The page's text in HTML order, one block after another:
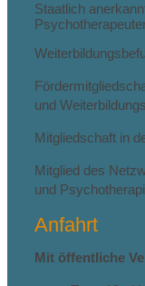
Staatlich
und
Mitgliedschaft in
Mitglied des
und
Anfahrt
Mit öffentliche